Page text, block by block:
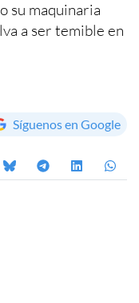
su maquinaria
a ser temible en
Síguenos en Google